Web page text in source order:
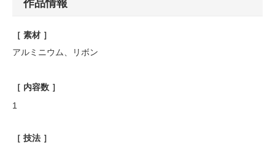
作品情報
［ 素材 ］
アルミニウム、リボン
［ 内容数 ］
1
［ 技法 ］